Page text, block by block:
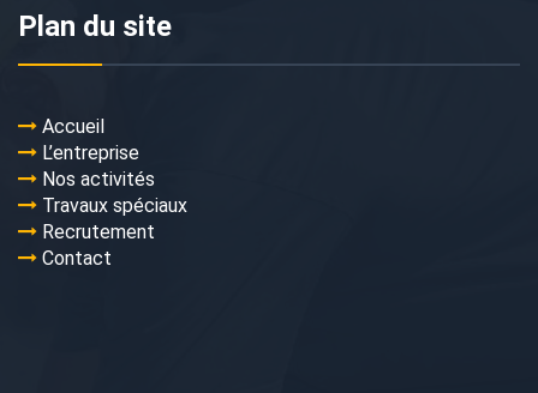
Plan du site
Accueil
L’entreprise
Nos activités
Travaux spéciaux
Recrutement
Contact